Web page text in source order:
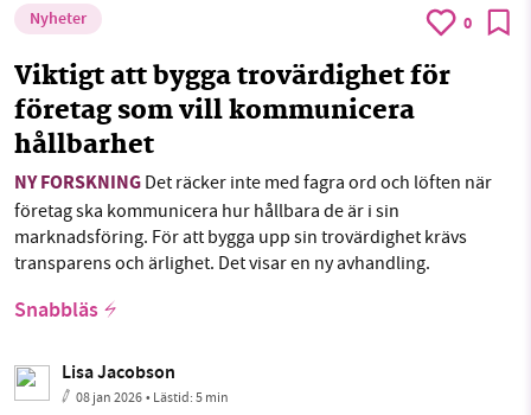
Nyheter 0
Viktigt att bygga trovärdighet för
företag som vill kommunicera
hållbarhet
NY FORSKNING Det räcker inte med fagra ord och löften när
företag ska kommunicera hur hållbara de är i sin
marknadsföring. För att bygga upp sin trovärdighet krävs
transparens och ärlighet. Det visar en ny avhandling.
Snabbläs
Lisa Jacobson
08 jan 2026• Lästid:5 min